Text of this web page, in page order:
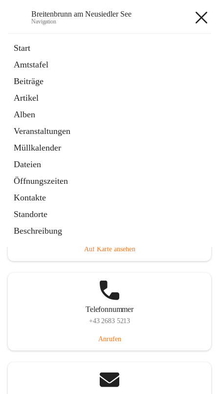
Breitenbrunn am Neusiedler See
Navigation
Start
Amtstafel
Beiträge
Artikel
Alben
Veranstaltungen
Müllkalender
Dateien
Öffnungszeiten
Kontakte
Standorte
Beschreibung
18 Schnellzugriffe
Gemeindeservice
Auf Karte ansehen
Telefonnummer
+43 2683 5213
Anrufen